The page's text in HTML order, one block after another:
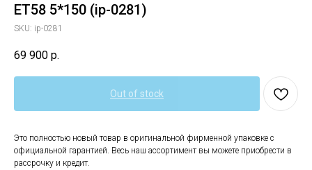
EТ58 5*150 (ip-0281)
SKU: ip-0281
69 900 р.
Out of stock
Это полностью новый товар в оригинальной фирменной упаковке с
официальной гарантией. Весь наш ассортимент вы можете приобрести в
рассрочку и кредит.